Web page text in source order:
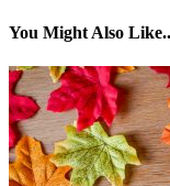
You Might Also